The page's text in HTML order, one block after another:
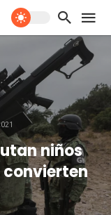
niños
convierten